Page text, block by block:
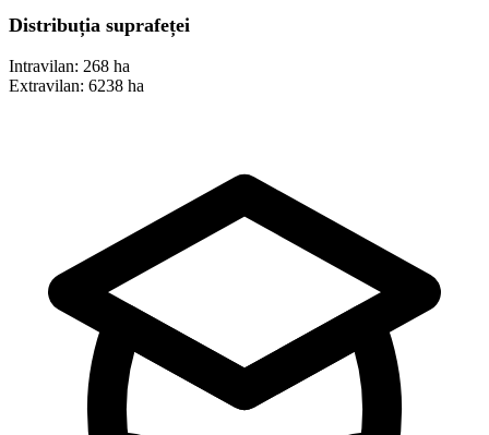
Distribuția suprafeței
Intravilan: 268 ha
Extravilan: 6238 ha